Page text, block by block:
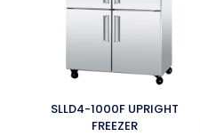
SLLD4-1000F UPRIGHT
FREEZER